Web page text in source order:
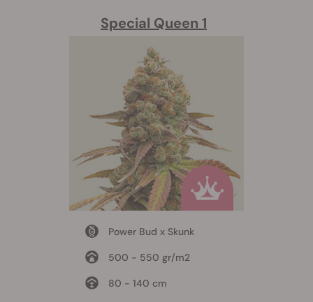
Special Queen 1
Power Bud x Skunk
500 - 550 gr/m2
80 - 140 cm